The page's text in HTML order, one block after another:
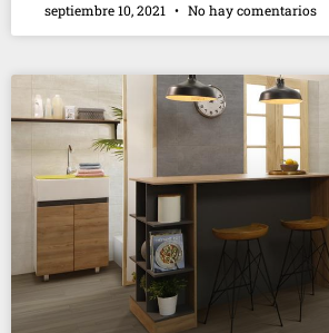
septiembre 10, 2021 No hay comentarios